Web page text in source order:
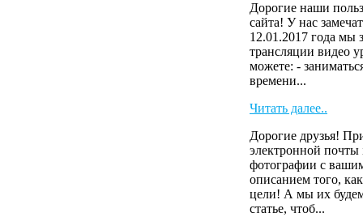
Дорогие наши
сайта! У нас
12.01.2017 года мы
трансляции видео
можете: -
времени...
Читать далее..
Дорогие друзья!
электронной почты
фотографии с
описанием того,
цели! А мы их
статье, чтоб...